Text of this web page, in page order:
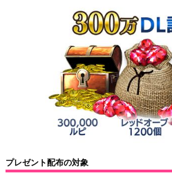
プレゼント配布の対象